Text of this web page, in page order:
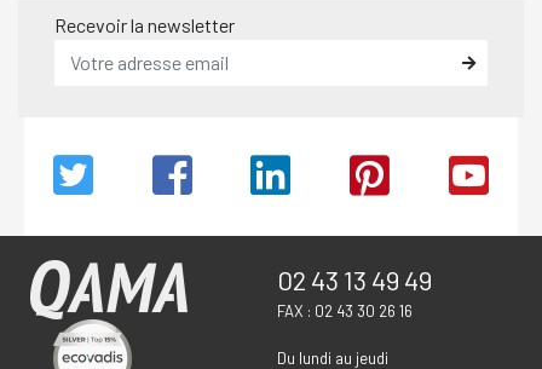
Recevoir la newsletter
02 43 13 49 49
FAX : 02 43 30 26 16
Du lundi au jeudi